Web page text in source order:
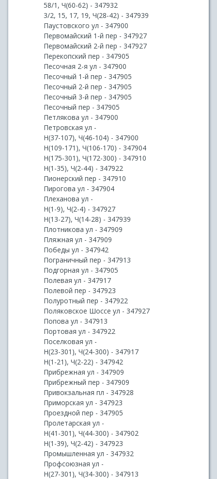
58/1, Ч(60-62) - 347932
3/2, 15, 17, 19, Ч(28-42) - 347939
Паустовского ул - 347900
Первомайский 1-й пер - 347927
Первомайский 2-й пер - 347927
Перекопский пер - 347905
Песочная 2-я ул - 347900
Песочный 1-й пер - 347905
Песочный 2-й пер - 347905
Песочный 3-й пер - 347905
Песочный пер - 347905
Петлякова ул - 347900
Петровская ул -
Н(37-107), Ч(46-104) - 347900
Н(109-171), Ч(106-170) - 347904
Н(175-301), Ч(172-300) - 347910
Н(1-35), Ч(2-44) - 347922
Пионерский пер - 347910
Пирогова ул - 347904
Плеханова ул -
Н(1-9), Ч(2-4) - 347927
Н(13-27), Ч(14-28) - 347939
Плотникова ул - 347909
Пляжная ул - 347909
Победы ул - 347942
Пограничный пер - 347913
Подгорная ул - 347905
Полевая ул - 347917
Полевой пер - 347923
Полуротный пер - 347922
Поляковское Шоссе ул - 347927
Попова ул - 347913
Портовая ул - 347922
Поселковая ул -
Н(23-301), Ч(24-300) - 347917
Н(1-21), Ч(2-22) - 347942
Прибрежная ул - 347909
Прибрежный пер - 347909
Привокзальная пл - 347928
Приморская ул - 347923
Проездной пер - 347905
Пролетарская ул -
Н(41-301), Ч(44-300) - 347902
Н(1-39), Ч(2-42) - 347923
Промышленная ул - 347932
Профсоюзная ул -
Н(27-301), Ч(34-300) - 347913